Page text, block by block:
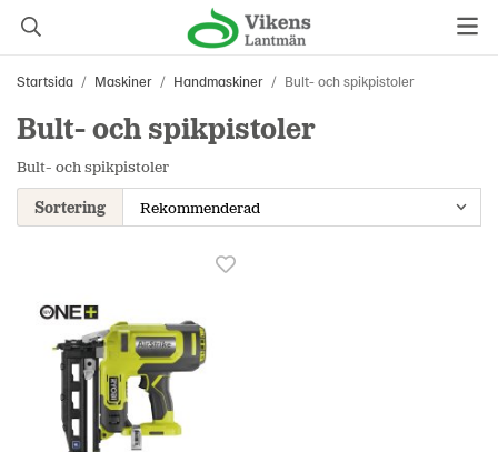
Startsida / Maskiner / Handmaskiner / Bult- och spikpistoler
Bult- och spikpistoler
Bult- och spikpistoler
Sortering